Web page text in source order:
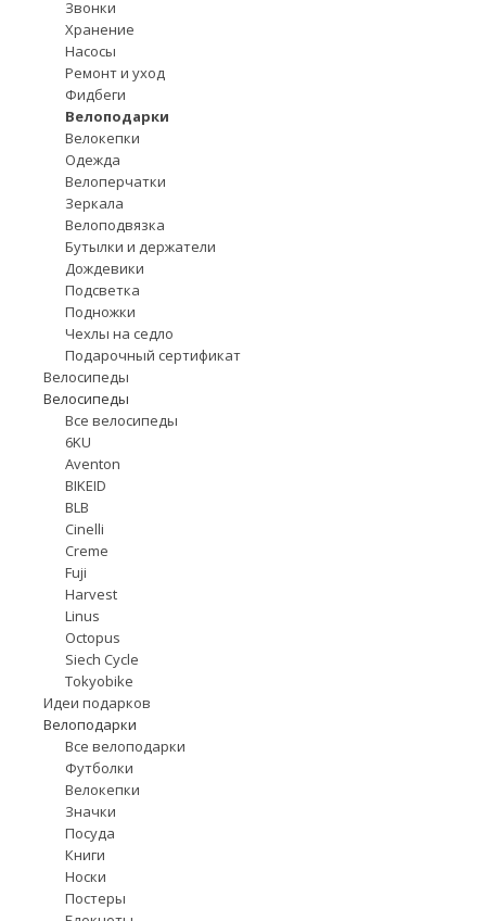
Звонки
Хранение
Насосы
Ремонт и уход
Фидбеги
Велоподарки
Велокепки
Одежда
Велоперчатки
Зеркала
Велоподвязка
Бутылки и держатели
Дождевики
Подсветка
Подножки
Чехлы на седло
Подарочный сертификат
Велосипеды
Велосипеды
Все велосипеды
6KU
Aventon
BIKEID
BLB
Cinelli
Creme
Fuji
Harvest
Linus
Octopus
Siech Cycle
Tokyobike
Идеи подарков
Велоподарки
Все велоподарки
Футболки
Велокепки
Значки
Посуда
Книги
Носки
Постеры